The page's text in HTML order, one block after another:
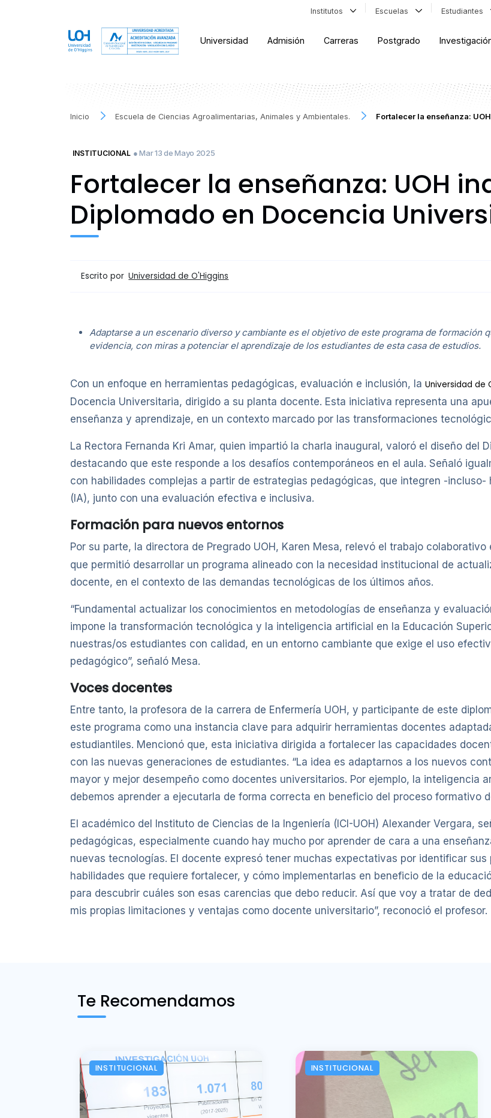
Institutos Escuelas Estudiantes
Universidad Admisión Carreras Postgrado
Inicio Escuela de Ciencias Agroalimentarias, Animales y Ambientales. Fortalecer la enseñanza:
INSTITUCIONAL ● Mar 13 de Mayo 2025
Fortalecer la enseñanza: UOH
Diplomado en Docencia
Escrito por Universidad de O'Higgins
Adaptarse a un escenario diverso y cambiante es el objetivo de este programa de formación
evidencia, con miras a potenciar el aprendizaje de los estudiantes de esta casa de estudios.
Con un enfoque en herramientas pedagógicas, evaluación e inclusión, la Universidad de
Docencia Universitaria, dirigido a su planta docente. Esta iniciativa representa una
enseñanza y aprendizaje, en un contexto marcado por las transformaciones
La Rectora Fernanda Kri Amar, quien impartió la charla inaugural, valoró el diseño del
destacando que este responde a los desafíos contemporáneos en el aula. Señaló
con habilidades complejas a partir de estrategias pedagógicas, que integren -
(IA), junto con una evaluación efectiva e inclusiva.
Formación para nuevos entornos
Por su parte, la directora de Pregrado UOH, Karen Mesa, relevó el trabajo colaborativo
que permitió desarrollar un programa alineado con la necesidad institucional de
docente, en el contexto de las demandas tecnológicas de los últimos años.
“Fundamental actualizar los conocimientos en metodologías de enseñanza y
impone la transformación tecnológica y la inteligencia artificial en la Educación
nuestras/os estudiantes con calidad, en un entorno cambiante que exige el uso
pedagógico”, señaló Mesa.
Voces docentes
Entre tanto, la profesora de la carrera de Enfermería UOH, y participante de este
este programa como una instancia clave para adquirir herramientas docentes
estudiantiles. Mencionó que, esta iniciativa dirigida a fortalecer las capacidades
con las nuevas generaciones de estudiantes. “La idea es adaptarnos a los nuevos
mayor y mejor desempeño como docentes universitarios. Por ejemplo, la inteligencia
debemos aprender a ejecutarla de forma correcta en beneficio del proceso formativo
El académico del Instituto de Ciencias de la Ingeniería (ICI-UOH) Alexander Vergara,
pedagógicas, especialmente cuando hay mucho por aprender de cara a una
nuevas tecnologías. El docente expresó tener muchas expectativas por identificar
habilidades que requiere fortalecer, y cómo implementarlas en beneficio de la
para descubrir cuáles son esas carencias que debo reducir. Así que voy a tratar de
mis propias limitaciones y ventajas como docente universitario”, reconoció el profesor.
Te Recomendamos
INSTITUCIONAL INSTITUCIONAL